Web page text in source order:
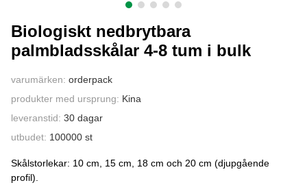
Biologiskt nedbrytbara
palmbladsskålar 4-8 tum i bulk
varumärken: orderpack
produkter med ursprung: Kina
leveranstid: 30 dagar
utbudet: 100000 st
Skålstorlekar: 10 cm, 15 cm, 18 cm och 20 cm (djupgående
profil).